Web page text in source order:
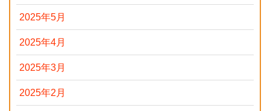
2025年5月
2025年4月
2025年3月
2025年2月